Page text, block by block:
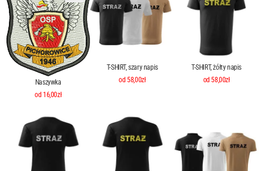
Naszywka
od 16,00zł
T-SHIRT, szary napis
od 58,00zł
T-SHIRT, żółty napis
od 58,00zł